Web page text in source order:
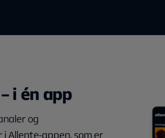
i én app
og
Allente-appen, som er